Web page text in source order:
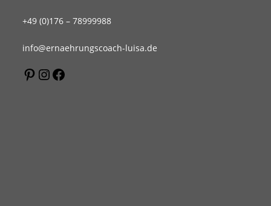
+49 (0)176 – 78999988
info@ernaehrungscoach-luisa.de